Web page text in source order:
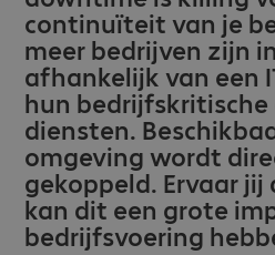
continuïteit van je
meer bedrijven zijn
afhankelijk van een
hun
diensten.
omgeving wordt
gekoppeld. Ervaar
kan dit een grote
bedrijfsvoering